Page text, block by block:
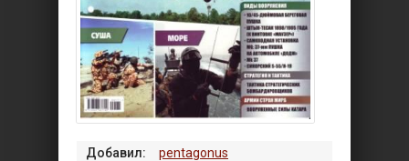
Добавил:
pentagonus